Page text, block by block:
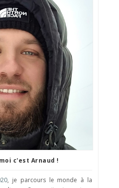
c'est Arnaud !
, je parcours le monde à la